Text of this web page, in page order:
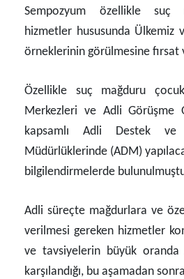
Sempozyum özellikle suç
hizmetler hususunda Ülkemiz
örneklerinin görülmesine fırsat
Özellikle suç mağduru
Merkezleri ve Adli Görüşme
kapsamlı Adli Destek ve
Müdürlüklerinde (ADM)
bilgilendirmelerde
Adli süreçte mağdurlara ve
verilmesi gereken hizmetler
ve tavsiyelerin büyük oranda
karşılandığı, bu aşamadan